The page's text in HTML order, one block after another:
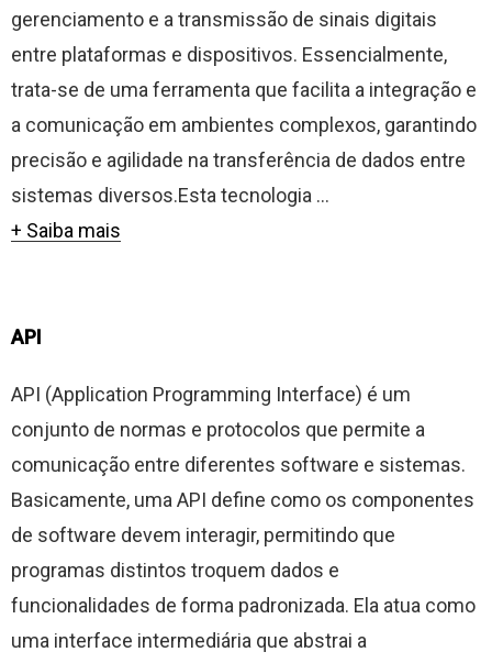
gerenciamento e a transmissão de sinais digitais
entre plataformas e dispositivos. Essencialmente,
trata-se de uma ferramenta que facilita a integração e
a comunicação em ambientes complexos, garantindo
precisão e agilidade na transferência de dados entre
sistemas diversos.Esta tecnologia ...
+ Saiba mais
API
API (Application Programming Interface) é um
conjunto de normas e protocolos que permite a
comunicação entre diferentes software e sistemas.
Basicamente, uma API define como os componentes
de software devem interagir, permitindo que
programas distintos troquem dados e
funcionalidades de forma padronizada. Ela atua como
uma interface intermediária que abstrai a